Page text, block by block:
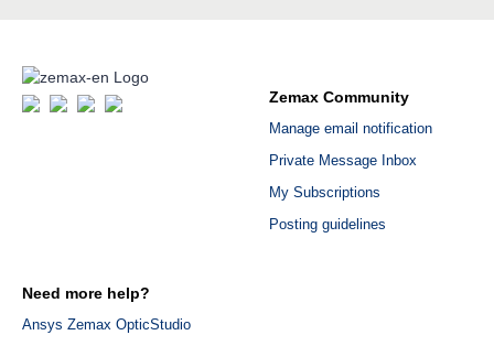
Zemax Community
Manage email notification
Private Message Inbox
My Subscriptions
Posting guidelines
Need more help?
Ansys Zemax OpticStudio